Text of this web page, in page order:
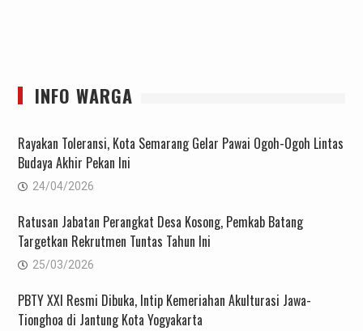
INFO WARGA
Rayakan Toleransi, Kota Semarang Gelar Pawai Ogoh-Ogoh Lintas
Budaya Akhir Pekan Ini
24/04/2026
Ratusan Jabatan Perangkat Desa Kosong, Pemkab Batang
Targetkan Rekrutmen Tuntas Tahun Ini
25/03/2026
PBTY XXI Resmi Dibuka, Intip Kemeriahan Akulturasi Jawa-
Tionghoa di Jantung Kota Yogyakarta